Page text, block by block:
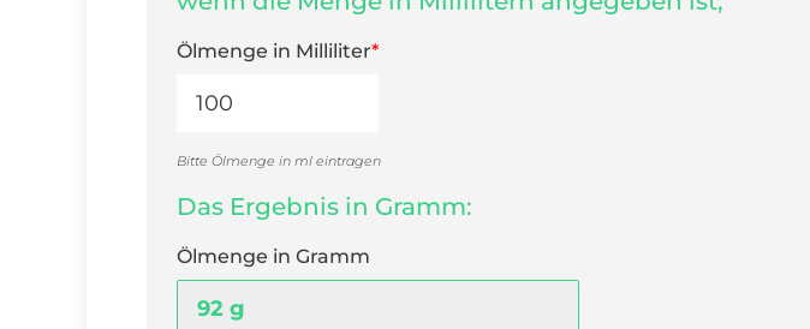
Ölmenge in Milliliter*
Bitte Ölmenge in ml eintragen
Das Ergebnis in Gramm:
Ölmenge in Gramm